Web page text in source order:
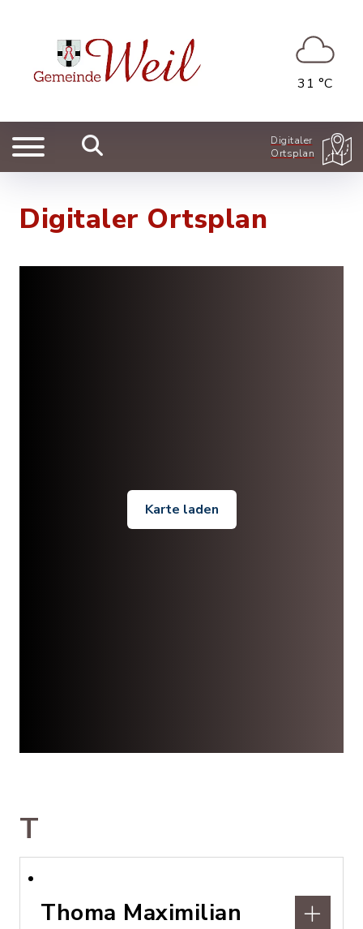
31 °C
Digitaler
Ortsplan
Digitaler Ortsplan
Karte laden
T
Thoma Maximilian